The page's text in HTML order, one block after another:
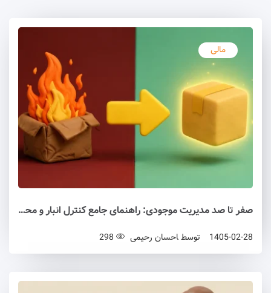
مالی
صفر تا صد مدیریت موجودی: راهنمای جامع کنترل انبار و محاسبه نقطه سفارش
1405-02-28 توسط احسان رحیمی